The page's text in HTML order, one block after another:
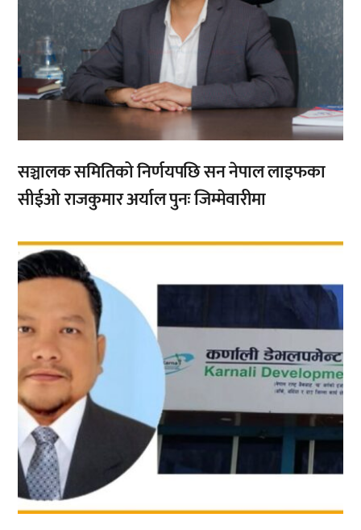
सञ्चालक समितिको निर्णयपछि सन नेपाल लाइफका
सीईओ राजकुमार अर्याल पुनः जिम्मेवारीमा
,